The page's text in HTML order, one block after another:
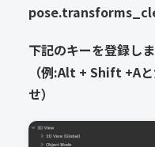
下記のキーを登録しま
（例:Alt + Shift +A
せ）